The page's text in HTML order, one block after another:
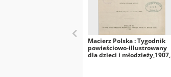
Macierz Polska : Tygodnik
powieściowo-illustrowany
dla dzieci i młodzieży,1907,